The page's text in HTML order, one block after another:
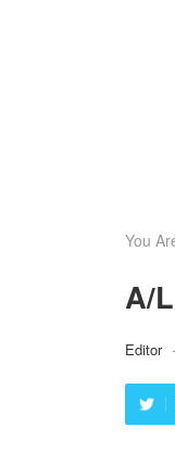
You
A/
Editor -